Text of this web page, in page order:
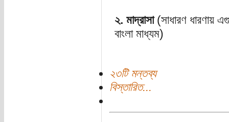
২. মাদ্রাসা(সাধারণ ধারণায়
বাংলা মাধ্যম)
২৩টি মন্তব্য
বিস্তারিত...